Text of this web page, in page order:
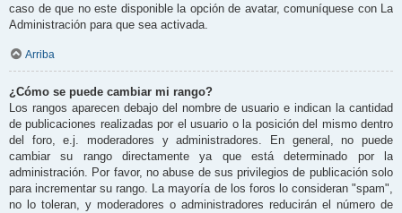
caso de que no este disponible la opción de avatar, comuníquese con La
Administración para que sea activada.
Arriba
¿Cómo se puede cambiar mi rango?
Los rangos aparecen debajo del nombre de usuario e indican la cantidad
de publicaciones realizadas por el usuario o la posición del mismo dentro
del foro, e.j. moderadores y administradores. En general, no puede
cambiar su rango directamente ya que está determinado por la
administración. Por favor, no abuse de sus privilegios de publicación solo
para incrementar su rango. La mayoría de los foros lo consideran "spam",
no lo toleran, y moderadores o administradores reducirán el número de